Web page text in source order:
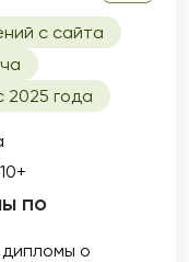
с сайта
2025 года
10+
по
дипломы о